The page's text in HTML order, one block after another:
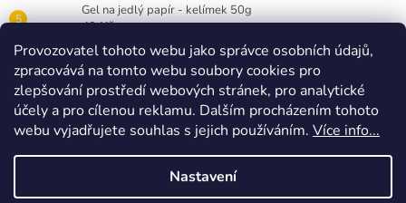
Provozovatel tohoto webu jako správce osobních údajů,
zpracovává na tomto webu soubory cookies pro
zlepšování prostředí webových stránek, pro analytické
účely a pro cílenou reklamu. Dalším procházením tohoto
webu vyjadřujete souhlas s jejich používáním. Více info...
Nastavení
Gel na jedlý papír - kelímek 50g
49 Kč
Gelová barva Wilton 28g - červená RED
89 Kč
Dortová svíčka číslice bílá - 3
25 Kč
Vytvořil Shoptet